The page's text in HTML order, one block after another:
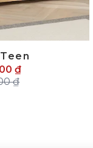
₫
₫